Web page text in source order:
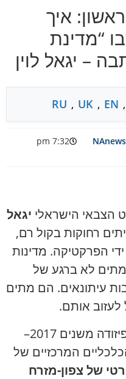
איך
“מדינת
– יגאל לוין
RU , UK , EN ,
7:32 pm
יגאל
רחוקות בקול רם,
הפרקטיקה. מדינות
מתים לא ברגע של
עיתונאים. הם מתים
אותם.
כנקודת מוצא, הוא הזכיר אפיזודה משנים 2017–
של צפון-מזרח